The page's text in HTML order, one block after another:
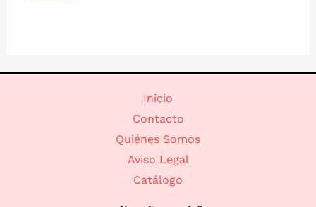
Inicio
Contacto
Quiénes Somos
Aviso Legal
Catálogo